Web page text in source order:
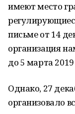
имеют место
письме от 14
организация
до 5 марта 2019
Однако, 27
организовало